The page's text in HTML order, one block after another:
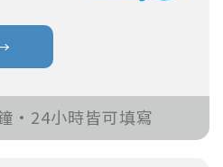
·24小時皆可填寫